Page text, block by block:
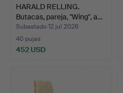
HARALD RELLING.
Butacas, pareja, "Wing", a…
Subastado 12 jul 2026
40 pujas
452 USD